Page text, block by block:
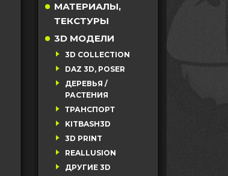
МАТЕРИАЛЫ,
ТЕКСТУРЫ
3D МОДЕЛИ
3D COLLECTION
DAZ 3D, POSER
ДЕРЕВЬЯ /
РАСТЕНИЯ
ТРАНСПОРТ
KITBASH3D
3D PRINT
REALLUSION
ДРУГИЕ 3D